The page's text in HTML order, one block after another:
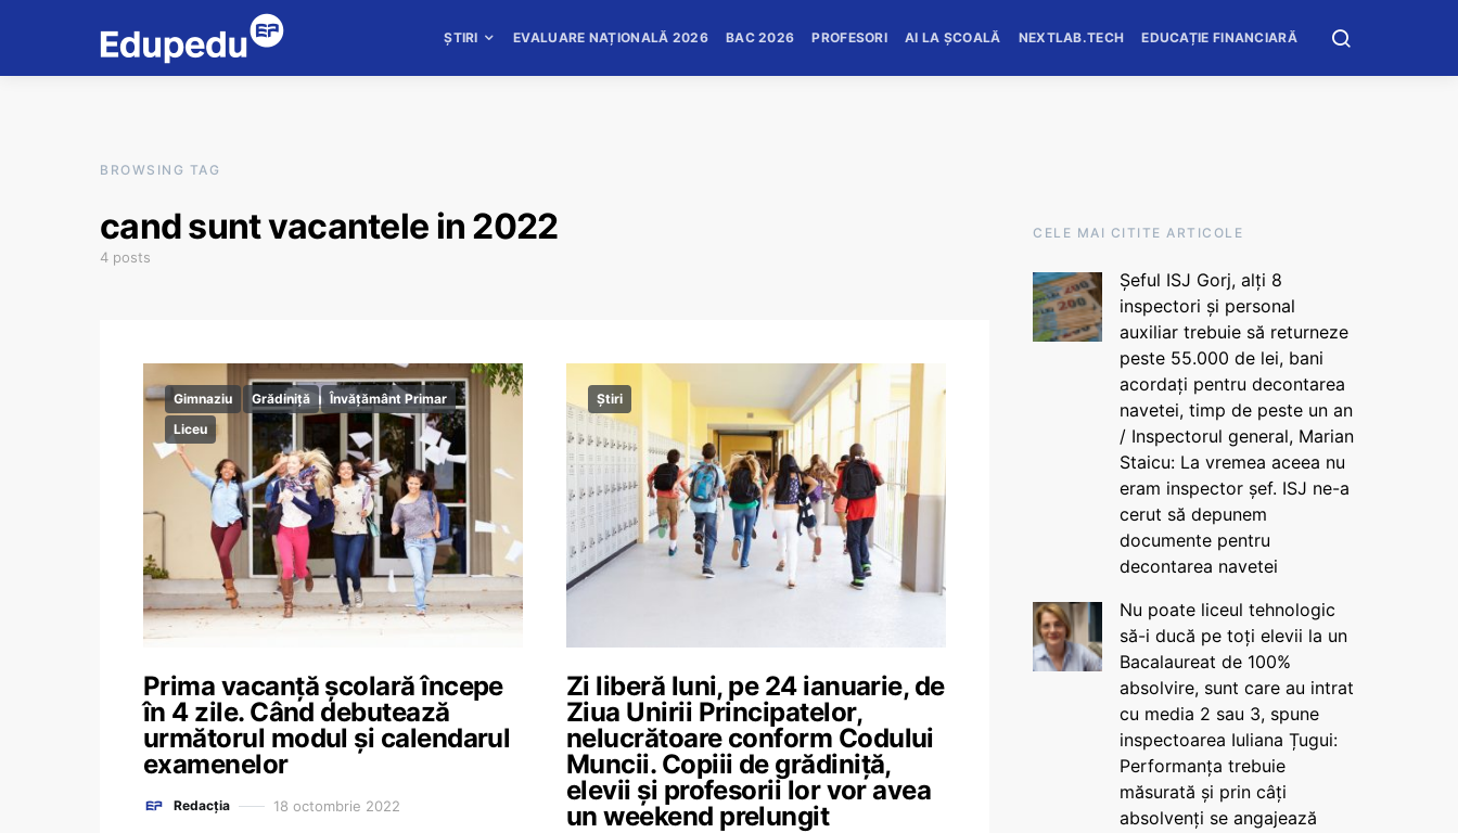
ȘTIRI EVALUARE NAȚIONALĂ 2026 BAC 2026 PROFESORI AI LA ȘCOALĂ NEXTLAB.TECH EDUCAȚIE FINANCIARĂ
BROWSING TAG
cand sunt vacantele in 2022
4 posts
Gimnaziu Grădiniță
Învățământ Primar
Liceu
Prima vacanță școlară începe
în 4 zile. Când debutează
următorul modul și calendarul
examenelor
Redacția 18 octombrie 2022
Știri
Zi liberă luni, pe 24 ianuarie, de
Ziua Unirii Principatelor,
nelucrătoare conform Codului
Muncii. Copiii de grădiniță,
elevii și profesorii lor vor avea
un weekend prelungit
CELE MAI CITITE ARTICOLE
Șeful ISJ Gorj, alți 8
inspectori și personal
auxiliar trebuie să returneze
peste 55.000 de lei, bani
acordați pentru decontarea
navetei, timp de peste un an
/ Inspectorul general, Marian
Staicu: La vremea aceea nu
eram inspector șef. ISJ ne-a
cerut să depunem
documente pentru
decontarea navetei
Nu poate liceul tehnologic
să-i ducă pe toți elevii la un
Bacalaureat de 100%
absolvire, sunt care au intrat
cu media 2 sau 3, spune
inspectoarea Iuliana Țugui:
Performanța trebuie
măsurată și prin câți
absolvenți se angajează